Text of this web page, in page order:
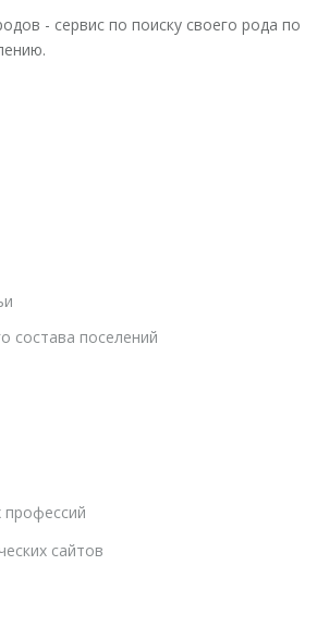
- сервис по поиску своего рода по
состава поселений